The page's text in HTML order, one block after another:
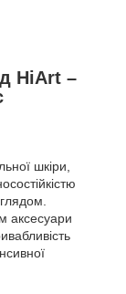
HiArt –
шкіри,
аксесуари